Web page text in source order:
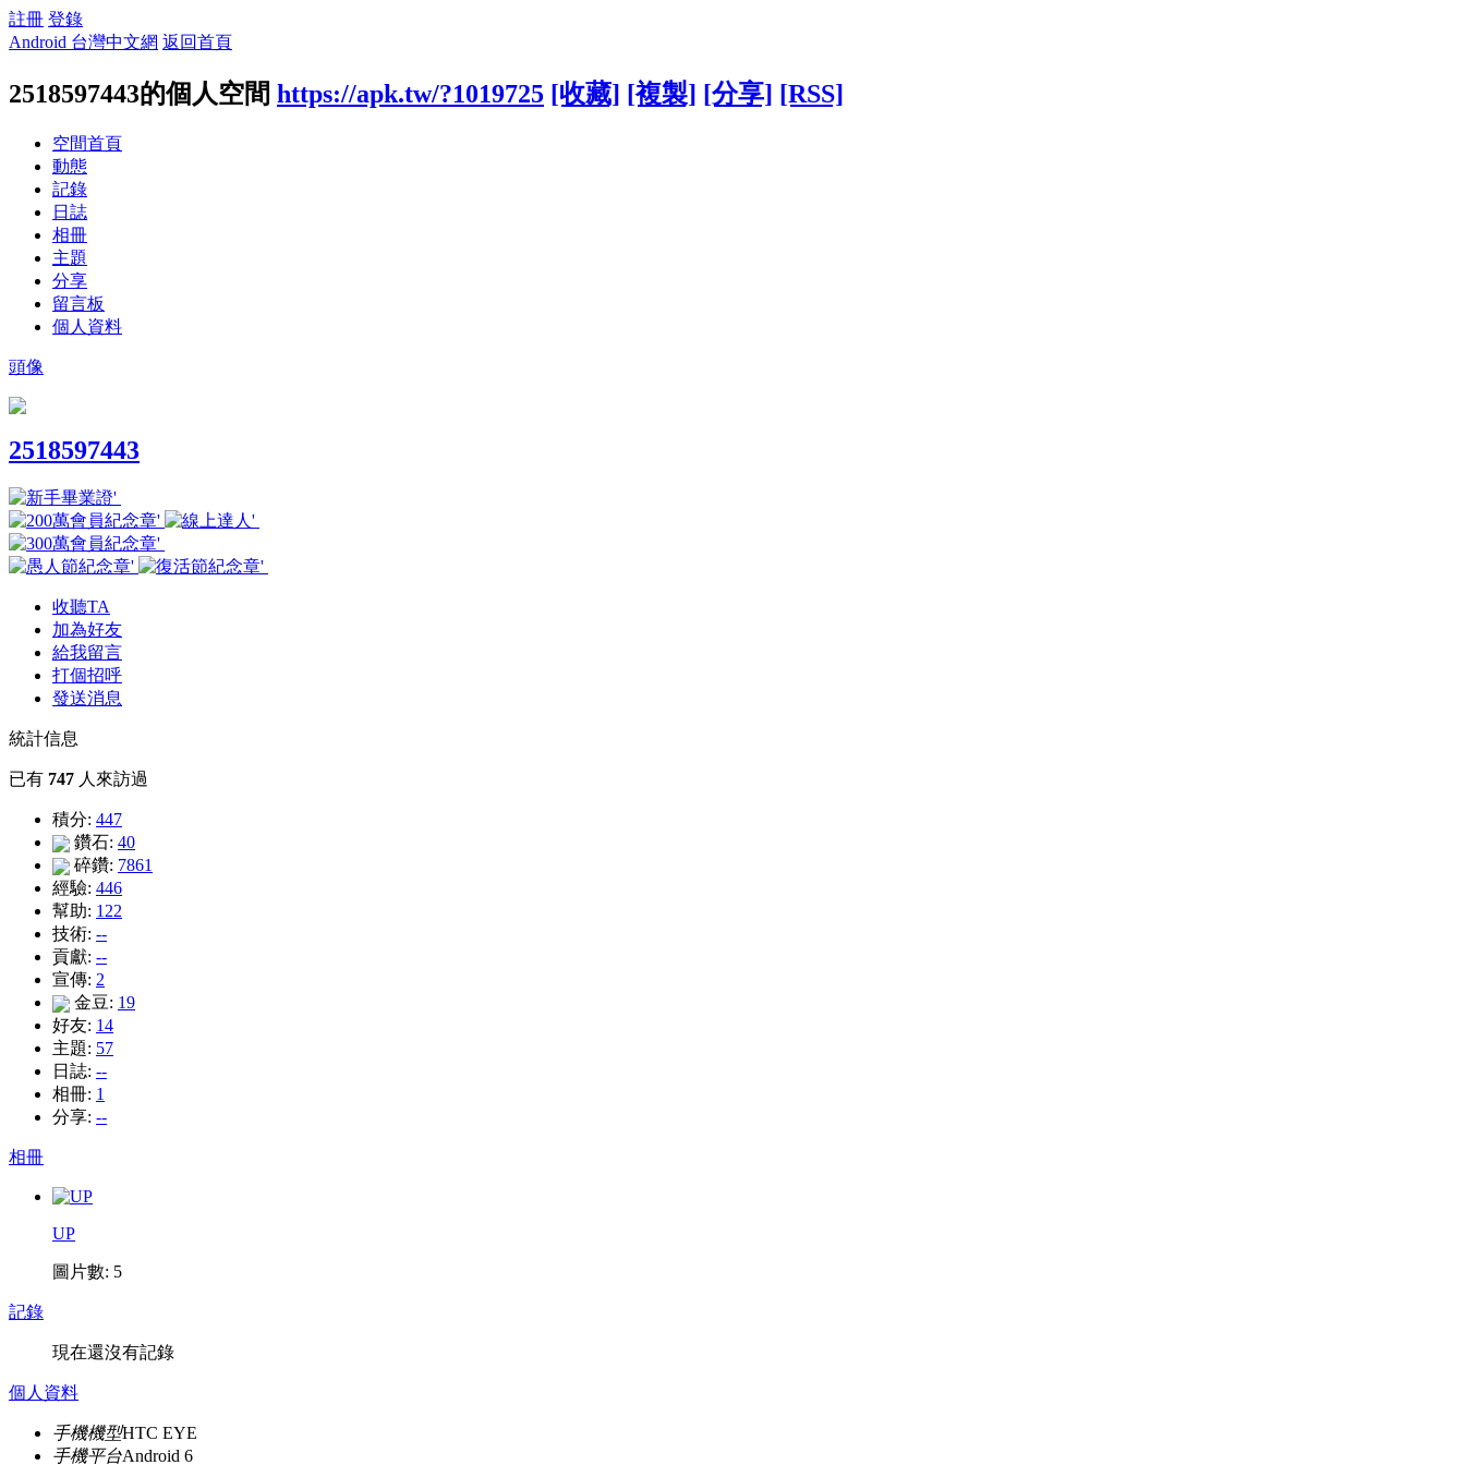
註冊 登錄
Android 台灣中文網 返回首頁
2518597443的個人空間 https://apk.tw/?1019725 [收藏] [複製] [分享] [RSS]
空間首頁
動態
記錄
日誌
相冊
主題
分享
留言板
個人資料
頭像
2518597443
收聽TA
加為好友
給我留言
打個招呼
發送消息
統計信息
已有 747 人來訪過
積分: 447
鑽石: 40
碎鑽: 7861
經驗: 446
幫助: 122
技術: --
貢獻: --
宣傳: 2
金豆: 19
好友: 14
主題: 57
日誌: --
相冊: 1
分享: --
相冊
UP
圖片數: 5
記錄
現在還沒有記錄
個人資料
手機機型HTC EYE
手機平台Android 6